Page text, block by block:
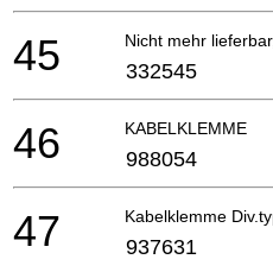
Nicht mehr
45 332545
KABELKLEMME
46 988054
Kabelklemme
47 937631